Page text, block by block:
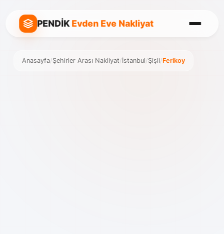
PENDİKEvden Eve Nakliyat
Anasayfa/Şehirler Arası Nakliyat/İstanbul/Şişli/Ferikoy